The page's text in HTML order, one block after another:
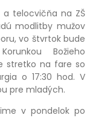
telocvičňa na ZŠ
modlitby mužov
vo štvrtok bude
Božieho
stretko na fare so
o 17:30 hod. V
pre mladých.
v pondelok po